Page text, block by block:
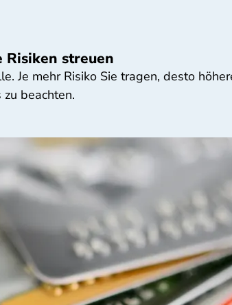
Risiken streuen
Je mehr Risiko Sie tragen, desto
beachten.